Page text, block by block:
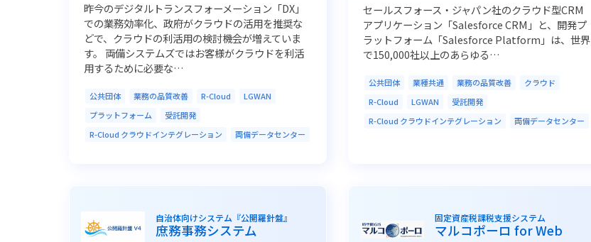
昨今のデジタルトランスフォーメーション「DX」
での業務効率化、政府がクラウドの活用を推奨な
どで、クラウドの利活用の検討機会が増えていま
す。 両備システムズではお客様がクラウドを利活
用するために必要な…
公共団体 業務の品質改善 R-Cloud
LGWAN
プラットフォーム
受託開発
R-Cloud クラウドインテグレーション
両備データセンター
セールスフォース・ジャパン社のクラウド型CRM
アプリケーション「Salesforce CRM」と、開発プ
ラットフォーム「Salesforce Platform」は、世界
で150,000社以上のあらゆる…
公共団体 業種共通 業務の品質改善
クラウド
R-Cloud
LGWAN
受託開発
R-Cloud クラウドインテグレーション
両備データセンター
自治体向けシステム『公開羅針盤』
庶務事務システム
固定資産税課税支援システム
マルコポーロ for Web